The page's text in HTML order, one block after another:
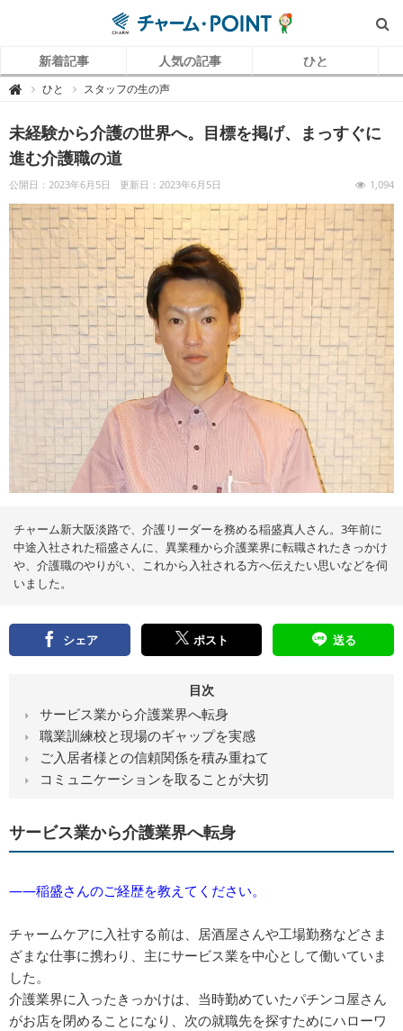
新着記事 人気の記事 ひと
 チ
P
O
I
N
（
ャ
ー
ム
ポ
イ
ン
ト
）
｜
介
護
で
働
く
リ
ア
ル
メ
ひと スタッフの生の声
未経験から介護の世界へ。目標を掲げ、まっすぐに
進む介護職の道
公開日：2023年6月5日 更新日：2023年6月5日 1,094
チャーム新大阪淡路で、介護リーダーを務める稲盛真人さん。3年前に
中途入社された稲盛さんに、異業種から介護業界に転職されたきっかけ
や、介護職のやりがい、これから入社される方へ伝えたい思いなどを伺
いました。
シェア ポスト 送る
目次
サービス業から介護業界へ転身
職業訓練校と現場のギャップを実感
ご入居者様との信頼関係を積み重ねて
コミュニケーションを取ることが大切
サービス業から介護業界へ転身
――稲盛さんのご経歴を教えてください。
チャームケアに入社する前は、居酒屋さんや工場勤務などさま
ざまな仕事に携わり、主にサービス業を中心として働いていま
した。
介護業界に入ったきっかけは、当時勤めていたパチンコ屋さん
がお店を閉めることになり、次の就職先を探すためにハローワ